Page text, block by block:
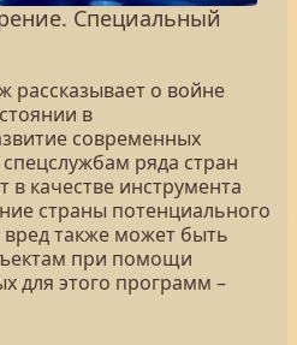
Специальный
рассказывает о войне
в
современных
ряда стран
в качестве инструмента
страны потенциального
также может быть
при помощи
для этого программ –